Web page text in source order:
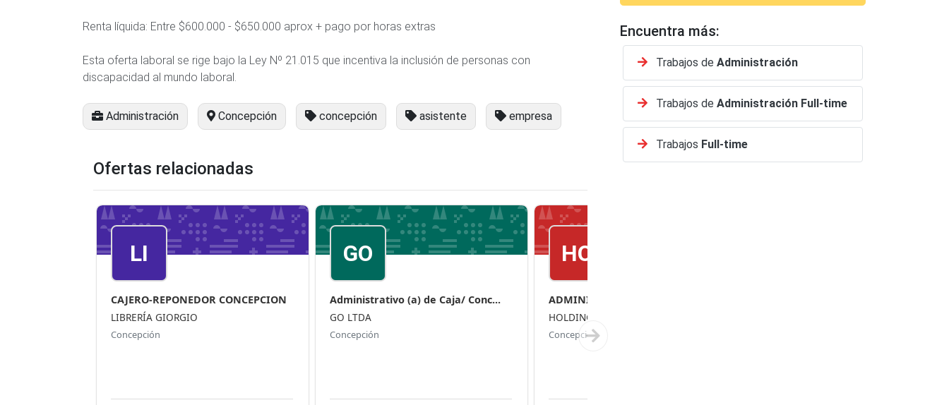
Renta líquida: Entre $600.000 - $650.000 aprox + pago por horas extras
Esta oferta laboral se rige bajo la Ley Nº 21.015 que incentiva la inclusión de personas con
discapacidad al mundo laboral.
Administración Concepción concepción asistente empresa
Ofertas relacionadas
LI
CAJERO-REPONEDOR CONCEPCION
LIBRERÍA GIORGIO
Concepción
GO
Administrativo (a) de Caja/ Conc...
GO LTDA
Concepción
HO
ADMINISTRATIVO RRHH
HOLDING LIBRERIAS GIORGIO
Concepción
Encuentra más:
Trabajos de Administración
Trabajos de Administración Full-time
Trabajos Full-time